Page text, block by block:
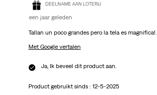
DEELNAME AAN LOTERIJ
een jaar geleden
Tallan un poco grandes pero la tela es magnifica!.
Met Google vertalen
Ja, Ik beveel dit product aan.
Product gebruikt sinds : 12-5-2025